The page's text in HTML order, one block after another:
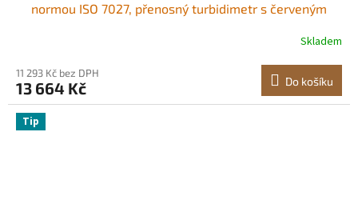
normou ISO 7027, přenosný turbidimetr s červeným
lahvičkami na vzorky a přepravním pouzdrem, pro
použití v terénu i ve výrobních závodech
Skladem
11 293 Kč bez DPH
13 664 Kč Do košíku
Tip